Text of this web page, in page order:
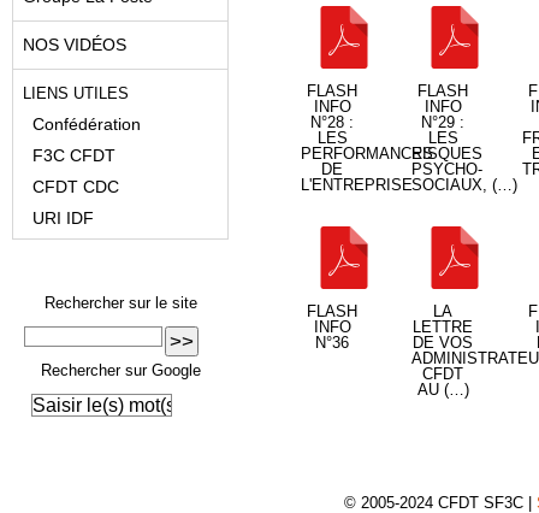
FLASH
INFO
N°28 :
LES
PERFORMANCES
DE
L'ENTREPRISE
FLASH
INFO
N°29 :
LES
RISQUES
PSYCHO-
SOCIAUX, (…)
FLASH
INFO
N°36
LA
LETTRE
DE VOS
CFDT
AU (…)
NOS VIDÉOS
LIENS UTILES
Confédération
F3C CFDT
CFDT CDC
URI IDF
Rechercher sur le site
Rechercher sur Google
© 2005-2024 CFDT SF3C |